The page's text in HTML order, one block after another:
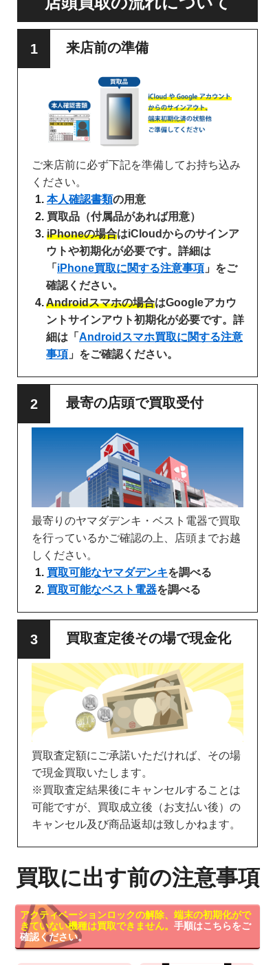
来店前の準備
ご来店前に必ず下記を準備してお持ち込み
ください。
本人確認書類の用意
買取品（付属品があれば用意）
iPhoneの場合はiCloudからのサインア
ウトや初期化が必要です。詳細は
「 iPhone買取に関する注意事項 」をご
確認ください。
Androidスマホの場合はGoogleアカウ
ントサインアウト初期化が必要です。詳
細は「 Androidスマホ買取に関する注意
事項 」をご確認ください。
最寄の店頭で買取受付
最寄りのヤマダデンキ・ベスト電器で買取
を行っているかご確認の上、店頭までお越
しください。
買取可能なヤマダデンキを調べる
買取可能なベスト電器を調べる
買取査定後その場で現金化
買取査定額にご承諾いただければ、その場
で現金買取いたします。
※買取査定結果後にキャンセルすることは
可能ですが、買取成立後（お支払い後）の
キャンセル及び商品返却は致しかねます。
買取に出す前の注意事項
アクティベーションロックの解除、端末の初期化がで
きていない機種は買取できません。 手順はこちらをご
確認ください。